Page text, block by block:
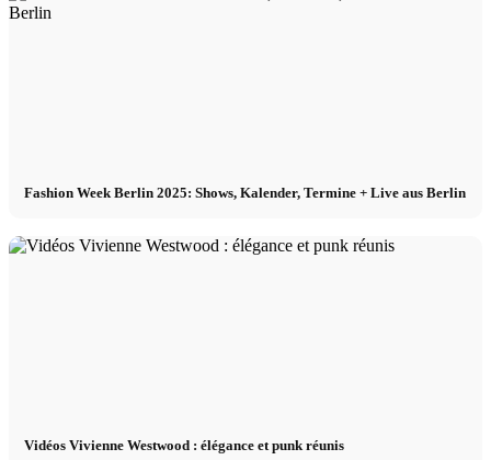
Fashion Week Berlin 2025: Shows, Kalender, Termine + Live aus Berlin
Vidéos Vivienne Westwood : élégance et punk réunis